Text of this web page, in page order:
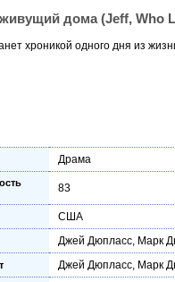
дома (Jeff, Who
хроникой одного дня из
Драма
83
США
Джей Дюпласс, Марк
Джей Дюпласс, Марк